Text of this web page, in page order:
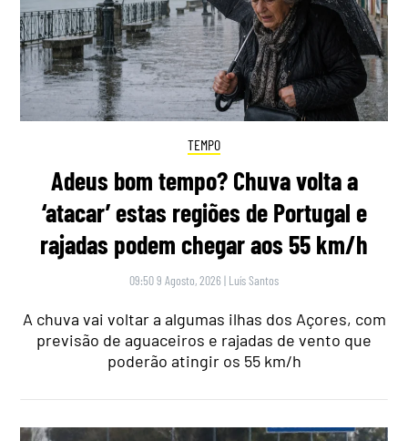
TEMPO
Adeus bom tempo? Chuva volta a
‘atacar’ estas regiões de Portugal e
rajadas podem chegar aos 55 km/h
09:50 9 Agosto, 2026 | Luís Santos
A chuva vai voltar a algumas ilhas dos Açores, com
previsão de aguaceiros e rajadas de vento que
poderão atingir os 55 km/h